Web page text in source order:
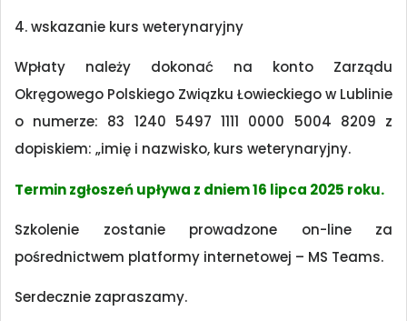
4. wskazanie kurs weterynaryjny
Wpłaty należy dokonać na konto Zarządu
Okręgowego Polskiego Związku Łowieckiego w Lublinie
o numerze: 83 1240 5497 1111 0000 5004 8209 z
dopiskiem: „imię i nazwisko, kurs weterynaryjny.
Termin zgłoszeń upływa z dniem 16 lipca 2025 roku.
Szkolenie zostanie prowadzone on-line za
pośrednictwem platformy internetowej – MS Teams.
Serdecznie zapraszamy.